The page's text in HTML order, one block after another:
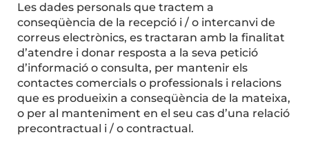
Les dades personals que tractem a
conseqüència de la recepció i / o intercanvi de
correus electrònics, es tractaran amb la finalitat
d’atendre i donar resposta a la seva petició
d’informació o consulta, per mantenir els
contactes comercials o professionals i relacions
que es produeixin a conseqüència de la mateixa,
o per al manteniment en el seu cas d’una relació
precontractual i / o contractual.